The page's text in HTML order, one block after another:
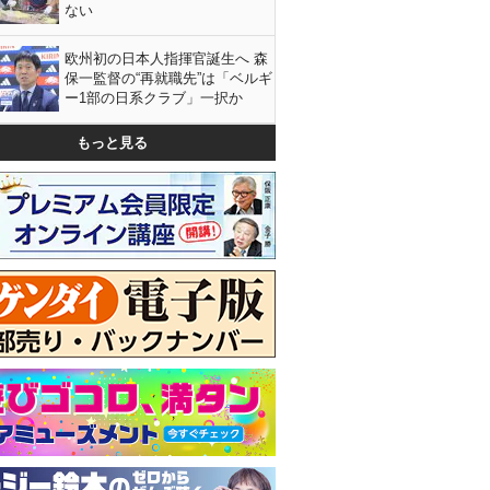
ない
欧州初の日本人指揮官誕生へ 森
保一監督の“再就職先”は「ベルギ
ー1部の日系クラブ」一択か
もっと見る